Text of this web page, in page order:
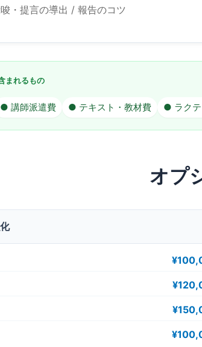
・提言の導出 / 報告のコツ
まれるもの
● 講師派遣費 ● テキスト・教材費 ● ラクテ
オプ